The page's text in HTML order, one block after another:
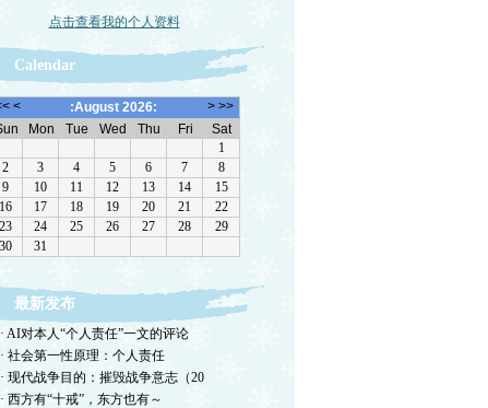
点击查看我的个人资料
Calendar
最新发布
· AI对本人“个人责任”一文的评论
· 社会第一性原理：个人责任
· 现代战争目的：摧毁战争意志（20
· 西方有“十戒”，东方也有～